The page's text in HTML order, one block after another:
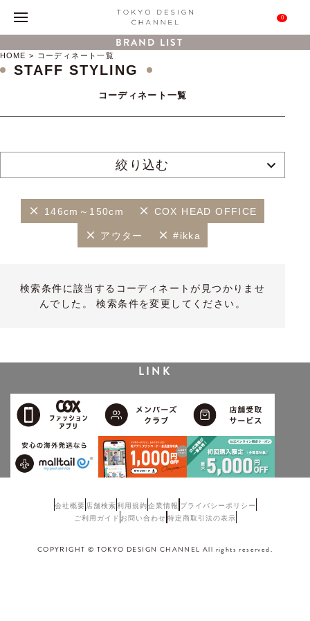
0
BRAND LIST
HOME コーディネート一覧
STAFF STYLING
コーディネート一覧
絞り込む
146cm～150cm COX HEAD OFFICE
アウター #ikka
検索条件に該当するコーディネートが見つかりませ
んでした。 検索条件を変更してください。
LINK
会社概要 店舗検索利用規約企業情報 プライバシーポリシー
ご利用ガイド お問い合わせ 特定商取引法の表示
COPYRIGHT © TOKYO DESIGN CHANNEL All rights reserved.